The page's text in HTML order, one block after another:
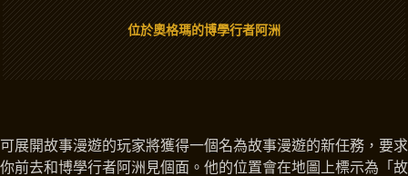
位於奧格瑪的博學行者阿洲
可展開故事漫遊的玩家將獲得一個名為故事漫遊的新任務，要求
你前去和博學行者阿洲見個面。他的位置會在地圖上標示為「故